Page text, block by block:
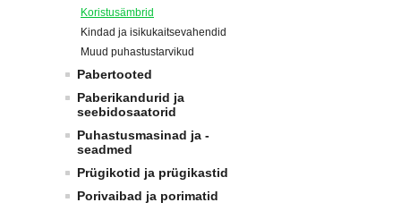
Koristusämbrid
Kindad ja isikukaitsevahendid
Muud puhastustarvikud
Pabertooted
Paberikandurid ja
seebidosaatorid
Puhastusmasinad ja -
seadmed
Prügikotid ja prügikastid
Porivaibad ja porimatid